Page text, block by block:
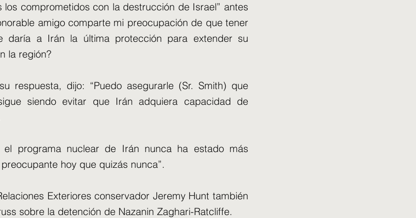
los comprometidos con la destrucción de Israel” antes
amigo comparte mi preocupación de que tener
daría a Irán la última protección para extender su
la región?
respuesta, dijo: “Puedo asegurarle (Sr. Smith) que
siendo evitar que Irán adquiera capacidad de
el programa nuclear de Irán nunca ha estado más
hoy que quizás nunca”.
Exteriores conservador Jeremy Hunt también
sobre la detención de Nazanin Zaghari-Ratcliffe.